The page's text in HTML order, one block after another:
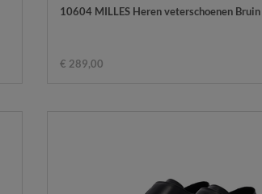
10604 MILLES Heren veterschoenen Bruin
€ 289,00